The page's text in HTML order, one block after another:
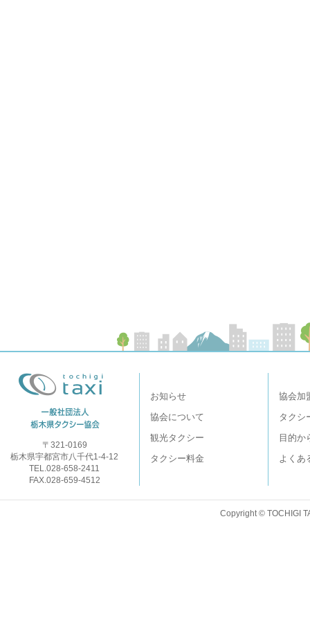
〒321-0169
栃木県宇都宮市八千代1-4-12
TEL.028-658-2411
FAX.028-659-4512
お知らせ
協会について
観光タクシー
タクシー料金
協会加
タクシ
目的か
よくあ
Copyright © TOCHIGI